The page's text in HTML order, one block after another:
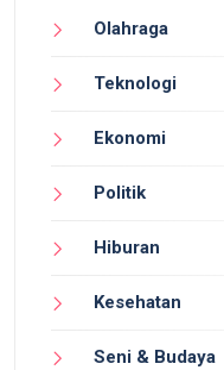
Olahraga
Teknologi
Ekonomi
Politik
Hiburan
Kesehatan
Seni & Budaya